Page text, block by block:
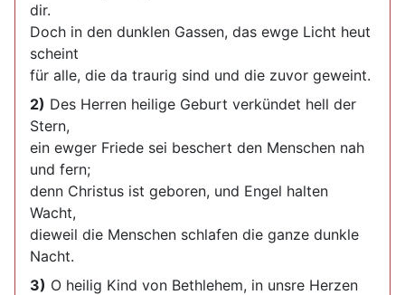
dir.
Doch in den dunklen Gassen, das ewge Licht heut
scheint
für alle, die da traurig sind und die zuvor geweint.
2) Des Herren heilige Geburt verkündet hell der
Stern,
ein ewger Friede sei beschert den Menschen nah
und fern;
denn Christus ist geboren, und Engel halten
Wacht,
dieweil die Menschen schlafen die ganze dunkle
Nacht.
3) O heilig Kind von Bethlehem, in unsre Herzen